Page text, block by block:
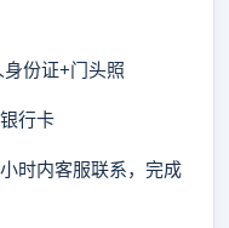
份证+门头照
行卡
时内客服联系，完成